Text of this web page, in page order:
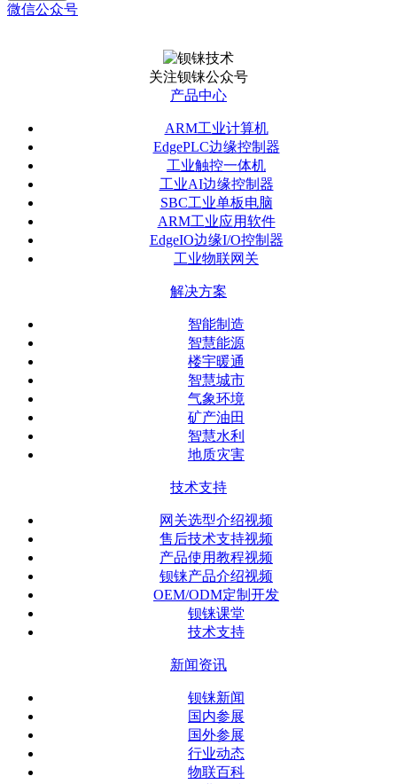
微信公众号
关注钡铼公众号
产品中心
ARM工业计算机
EdgePLC边缘控制器
工业触控一体机
工业AI边缘控制器
SBC工业单板电脑
ARM工业应用软件
EdgeIO边缘I/O控制器
工业物联网关
解决方案
智能制造
智慧能源
楼宇暖通
智慧城市
气象环境
矿产油田
智慧水利
地质灾害
技术支持
网关选型介绍视频
售后技术支持视频
产品使用教程视频
钡铼产品介绍视频
OEM/ODM定制开发
钡铼课堂
技术支持
新闻资讯
钡铼新闻
国内参展
国外参展
行业动态
物联百科